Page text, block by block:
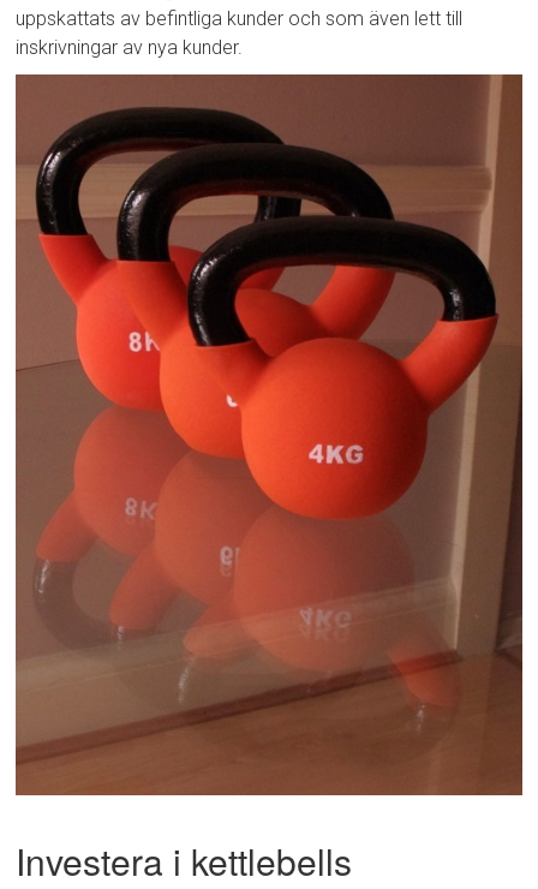
uppskattats av befintliga kunder och som även lett till
inskrivningar av nya kunder.
Investera i kettlebells